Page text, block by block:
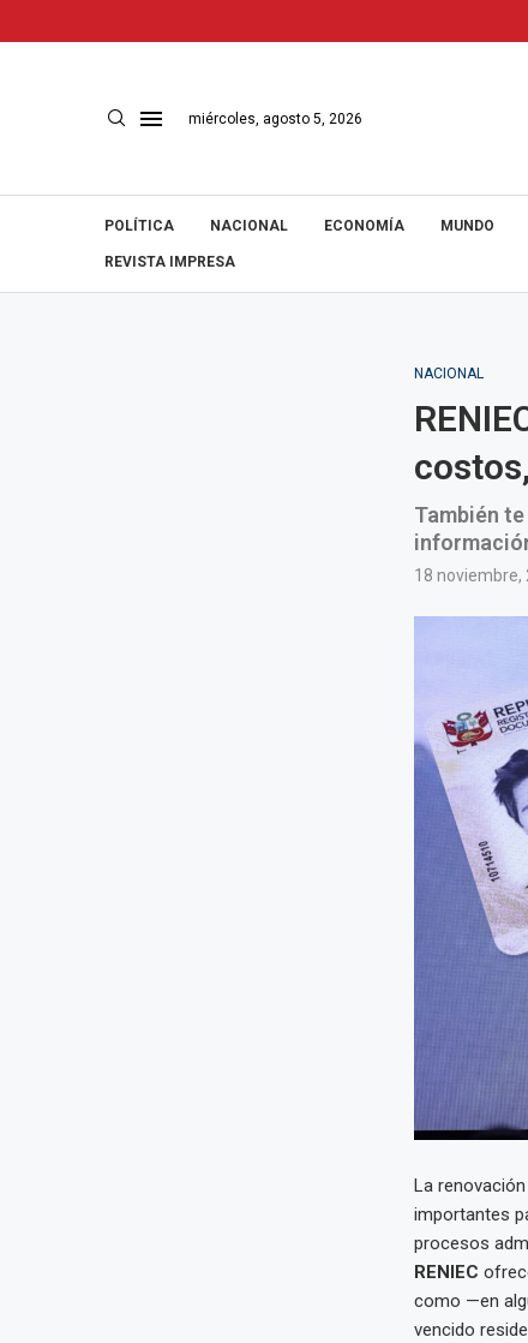
miércoles, agosto 5, 2026
POLÍTICA NACIONAL ECONOMÍA MUNDO
REVISTA IMPRESA
NACIONAL
También
18 noviembre,
La renovación
importantes
procesos
RENIEC
como —en
vencido